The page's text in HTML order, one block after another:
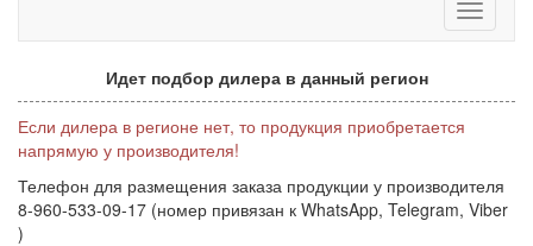
Идет подбор дилера в данный регион
Если дилера в регионе нет, то продукция приобретается
напрямую у производителя!
Телефон для размещения заказа продукции у производителя
8-960-533-09-17 (номер привязан к WhatsApp, Telegram, Viber
)